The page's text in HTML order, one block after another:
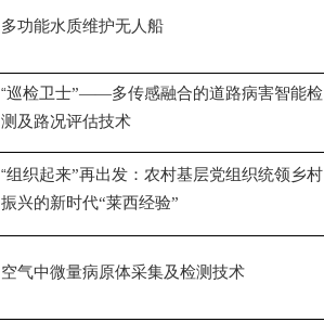
多功能水质维护无人船
“巡检卫士”——多传感融合的道路病害智能检
测及路况评估技术
“组织起来”再出发：农村基层党组织统领乡村
振兴的新时代“莱西经验”
空气中微量病原体采集及检测技术